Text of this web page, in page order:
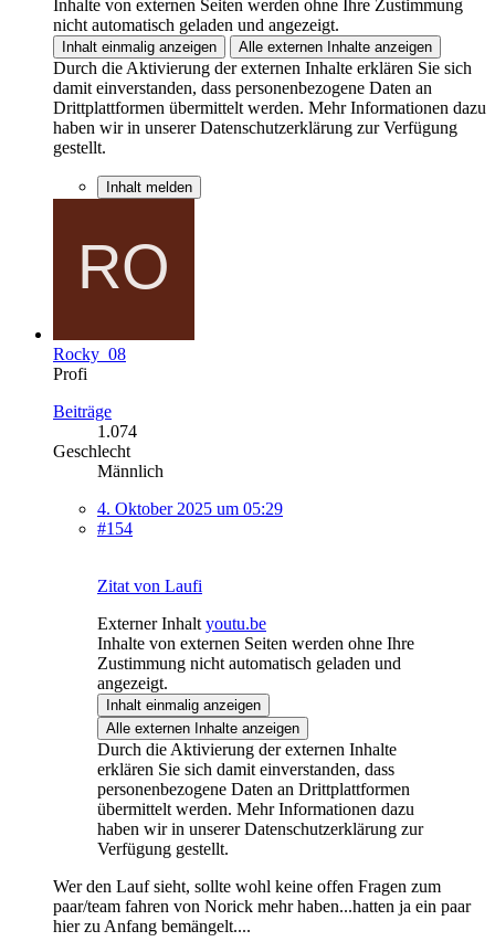
Inhalte von externen Seiten werden ohne Ihre Zustimmung
nicht automatisch geladen und angezeigt.
Inhalt einmalig anzeigen Alle externen Inhalte anzeigen
Durch die Aktivierung der externen Inhalte erklären Sie sich
damit einverstanden, dass personenbezogene Daten an
Drittplattformen übermittelt werden. Mehr Informationen dazu
haben wir in unserer Datenschutzerklärung zur Verfügung
gestellt.
Inhalt melden
Rocky_08
Profi
Beiträge
1.074
Geschlecht
Männlich
4. Oktober 2025 um 05:29
#154
Zitat von Laufi
Externer Inhalt youtu.be
Inhalte von externen Seiten werden ohne Ihre
Zustimmung nicht automatisch geladen und
angezeigt.
Inhalt einmalig anzeigen
Alle externen Inhalte anzeigen
Durch die Aktivierung der externen Inhalte
erklären Sie sich damit einverstanden, dass
personenbezogene Daten an Drittplattformen
übermittelt werden. Mehr Informationen dazu
haben wir in unserer Datenschutzerklärung zur
Verfügung gestellt.
Wer den Lauf sieht, sollte wohl keine offen Fragen zum
paar/team fahren von Norick mehr haben...hatten ja ein paar
hier zu Anfang bemängelt....